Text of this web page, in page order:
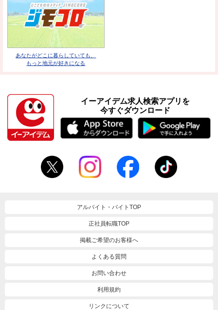
あなたがどこに暮らしていても、
もっと地元が好きになる
イーアイデム求人検索アプリを
今すぐダウンロード
アルバイト・バイトTOP
正社員転職TOP
掲載ご希望のお客様へ
よくある質問
お問い合わせ
利用規約
リンクについて